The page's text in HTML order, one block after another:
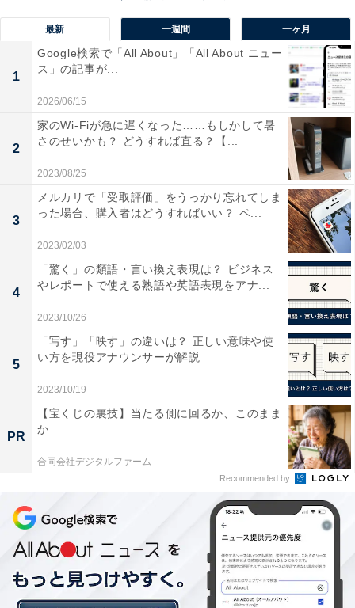
時短勤務や休職の影響により、年代が上がるごと
に差が広がる
男女の年収格差が生じる原因は、いくつか考えられま
す。
同じ会社に同職種で新卒入社した場合、基本的に男女の
年収格差はないのが一般的です。しかし、出産などのラ
イフイベントで育児休暇や時短勤務を選択するのは女性
であることがまだ多いこともあり、仕事をセーブせざる
をえない期間があることで、昇進・昇格など年収が上が
るタイミングに差が出ていると考えられます。
type会員の年収割合（2023年1～11月にログインしたユーザー／正社員の
み）
最新 一週間 一ヶ月
1
Google検索で「All About」「All About ニュー
ス」の記事が...
2026/06/15
2
家のWi-Fiが急に遅くなった……もしかして暑
さのせいかも？ どうすれば直る？【...
2023/08/25
3
メルカリで「受取評価」をうっかり忘れてしま
った場合、購入者はどうすればいい？ ペ...
2023/02/03
4
「驚く」の類語・言い換え表現は？ ビジネス
やレポートで使える熟語や英語表現をアナ...
2023/10/26
5
「写す」「映す」の違いは？ 正しい意味や使
い方を現役アナウンサーが解説
2023/10/19
PR
【宝くじの裏技】当たる側に回るか、このまま
か
合同会社デジタルファーム
Recommended by